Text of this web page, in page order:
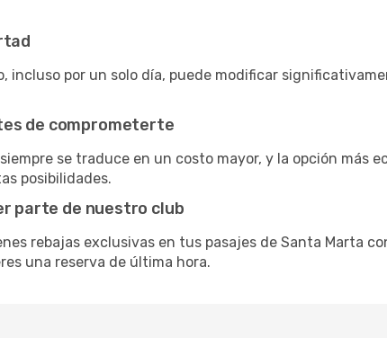
incluso por un solo día, puede modificar
de comprometerte
se traduce en un costo mayor, y la opción más
posibilidades.
parte de nuestro club
rebajas exclusivas en tus pasajes de Santa Marta
una reserva de última hora.